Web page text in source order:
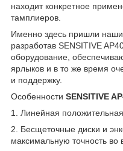
находит конкретное
тамплиеров.
Именно здесь пришли
разработав SENSITIVE
оборудование,
ярлыков и в то же время
и поддержку.
Особенности SENSITIVE
1. Линейная
2. Бесщеточные диски и
максимальную точность во